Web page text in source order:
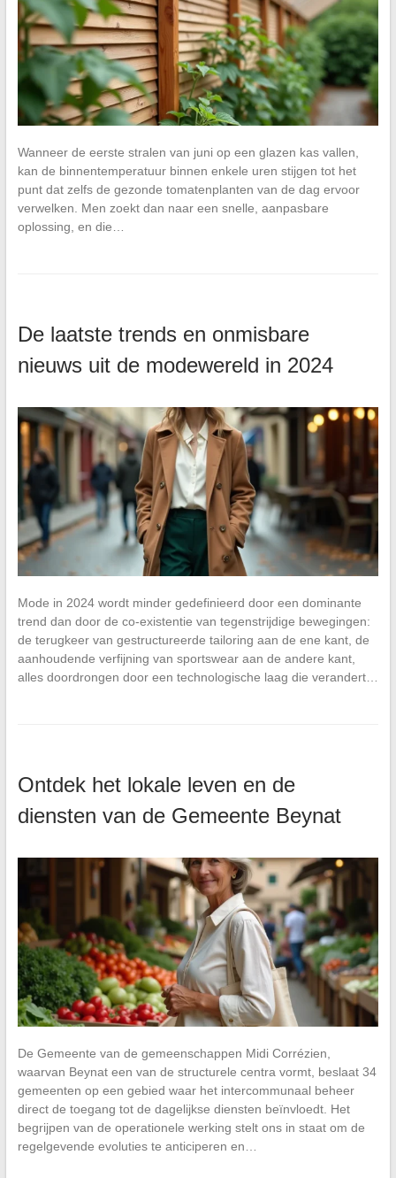
Wanneer de eerste stralen van juni op een glazen kas vallen,
kan de binnentemperatuur binnen enkele uren stijgen tot het
punt dat zelfs de gezonde tomatenplanten van de dag ervoor
verwelken. Men zoekt dan naar een snelle, aanpasbare
oplossing, en die…
De laatste trends en onmisbare
nieuws uit de modewereld in 2024
Mode in 2024 wordt minder gedefinieerd door een dominante
trend dan door de co-existentie van tegenstrijdige bewegingen:
de terugkeer van gestructureerde tailoring aan de ene kant, de
aanhoudende verfijning van sportswear aan de andere kant,
alles doordrongen door een technologische laag die verandert…
Ontdek het lokale leven en de
diensten van de Gemeente Beynat
De Gemeente van de gemeenschappen Midi Corrézien,
waarvan Beynat een van de structurele centra vormt, beslaat 34
gemeenten op een gebied waar het intercommunaal beheer
direct de toegang tot de dagelijkse diensten beïnvloedt. Het
begrijpen van de operationele werking stelt ons in staat om de
regelgevende evoluties te anticiperen en…